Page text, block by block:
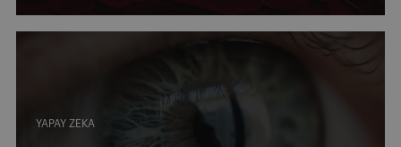
YAPAY ZEKA